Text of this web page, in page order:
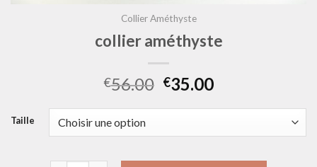
Collier Améthyste
collier améthyste
€56.00 €35.00
Taille